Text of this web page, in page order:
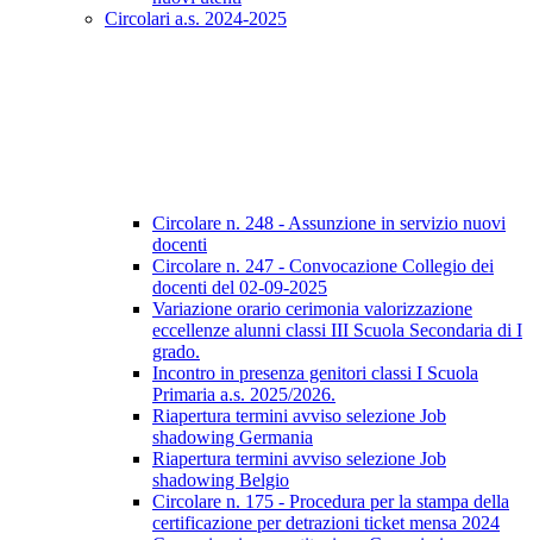
Circolari a.s. 2024-2025
Circolare n. 248 - Assunzione in servizio nuovi
docenti
Circolare n. 247 - Convocazione Collegio dei
docenti del 02-09-2025
Variazione orario cerimonia valorizzazione
eccellenze alunni classi III Scuola Secondaria di I
grado.
Incontro in presenza genitori classi I Scuola
Primaria a.s. 2025/2026.
Riapertura termini avviso selezione Job
shadowing Germania
Riapertura termini avviso selezione Job
shadowing Belgio
Circolare n. 175 - Procedura per la stampa della
certificazione per detrazioni ticket mensa 2024